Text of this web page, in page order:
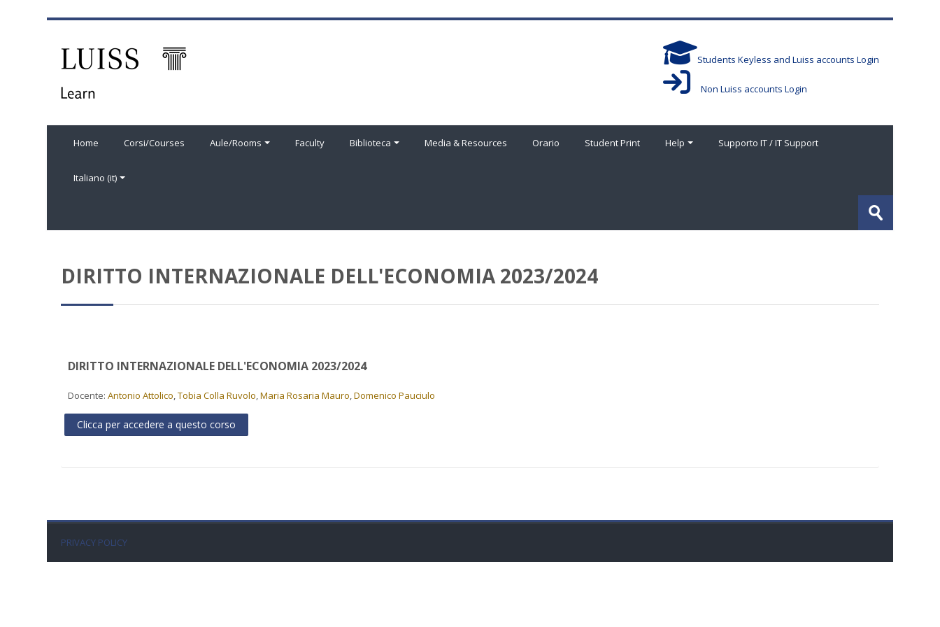
Students Keyless and Luiss accounts Login
Non Luiss accounts Login
Home Corsi/Courses Aule/Rooms Faculty Biblioteca Media & Resources Orario Student Print Help Supporto IT / IT Support
Italiano ‎(it)‎
Invia
DIRITTO INTERNAZIONALE DELL'ECONOMIA 2023/2024
DIRITTO INTERNAZIONALE DELL'ECONOMIA 2023/2024
Docente:Antonio Attolico ,Tobia Colla Ruvolo ,Maria Rosaria Mauro ,Domenico Pauciulo
Clicca per accedere a questo corso
PRIVACY POLICY